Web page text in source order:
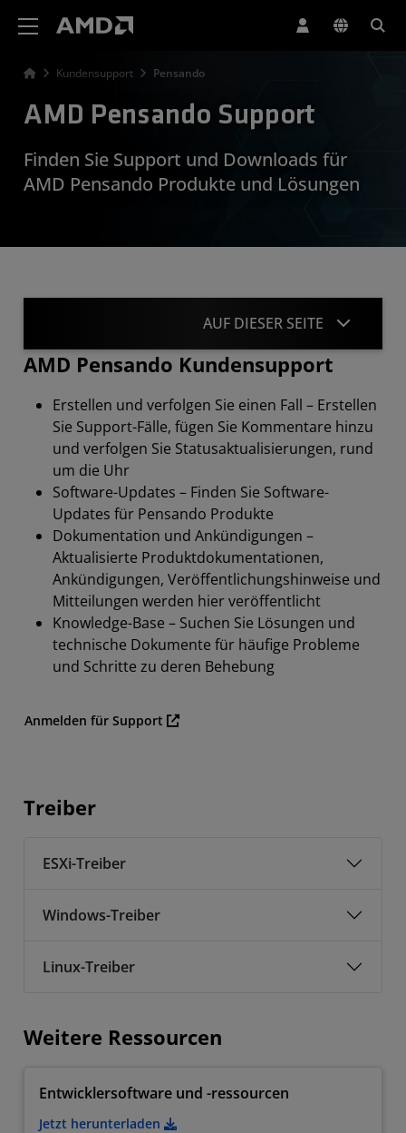
Kundensupport Pensando
AMD Pensando Support
Finden Sie Support und Downloads für
AMD Pensando Produkte und Lösungen
AUF DIESER SEITE
Ressourcen
Support von unseren Partnern
AMD Pensando Kundensupport
Erstellen und verfolgen Sie einen Fall – Erstellen
Sie Support-Fälle, fügen Sie Kommentare hinzu
und verfolgen Sie Statusaktualisierungen, rund
um die Uhr
Software-Updates – Finden Sie Software-
Updates für Pensando Produkte
Dokumentation und Ankündigungen –
Aktualisierte Produktdokumentationen,
Ankündigungen, Veröffentlichungshinweise und
Mitteilungen werden hier veröffentlicht
Knowledge-Base – Suchen Sie Lösungen und
technische Dokumente für häufige Probleme
und Schritte zu deren Behebung
Anmelden für Support
Treiber
ESXi-Treiber
Windows-Treiber
Linux-Treiber
Weitere Ressourcen
Entwicklersoftware und -ressourcen
Jetzt herunterladen